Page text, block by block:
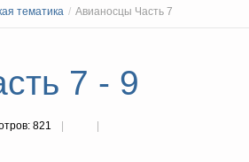
тематика / Авианосцы Часть 7
7 - 9
821